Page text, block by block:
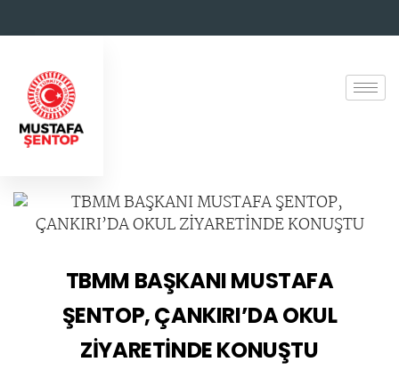
TBMM BAŞKANI MUSTAFA
ŞENTOP, ÇANKIRI’DA OKUL
ZİYARETİNDE KONUŞTU